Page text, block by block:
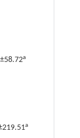
a
a